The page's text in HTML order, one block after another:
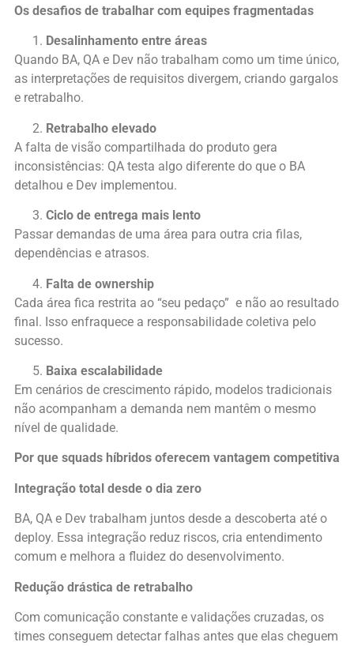
Os desafios de trabalhar com equipes fragmentadas
Desalinhamento entre áreas
Quando BA, QA e Dev não trabalham como um time único,
as interpretações de requisitos divergem, criando gargalos
e retrabalho.
Retrabalho elevado
A falta de visão compartilhada do produto gera
inconsistências: QA testa algo diferente do que o BA
detalhou e Dev implementou.
Ciclo de entrega mais lento
Passar demandas de uma área para outra cria filas,
dependências e atrasos.
Falta de ownership
Cada área fica restrita ao “seu pedaço” e não ao resultado
final. Isso enfraquece a responsabilidade coletiva pelo
sucesso.
Baixa escalabilidade
Em cenários de crescimento rápido, modelos tradicionais
não acompanham a demanda nem mantêm o mesmo
nível de qualidade.
Por que squads híbridos oferecem vantagem competitiva
Integração total desde o dia zero
BA, QA e Dev trabalham juntos desde a descoberta até o
deploy. Essa integração reduz riscos, cria entendimento
comum e melhora a fluidez do desenvolvimento.
Redução drástica de retrabalho
Com comunicação constante e validações cruzadas, os
times conseguem detectar falhas antes que elas cheguem